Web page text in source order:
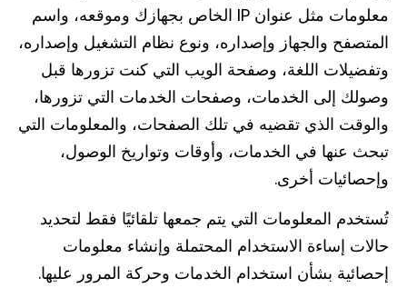
معلومات مثل عنوان IP الخاص بجهازك وموقعه، واسم
المتصفح والجهاز وإصداره، ونوع نظام التشغيل وإصداره،
وتفضيلات اللغة، وصفحة الويب التي كنت تزورها قبل
وصولك إلى الخدمات، وصفحات الخدمات التي تزورها،
والوقت الذي تقضيه في تلك الصفحات، والمعلومات التي
تبحث عنها في الخدمات، وأوقات وتواريخ الوصول،
وإحصائيات أخرى.
تُستخدم المعلومات التي يتم جمعها تلقائيًا فقط لتحديد
حالات إساءة الاستخدام المحتملة وإنشاء معلومات
إحصائية بشأن استخدام الخدمات وحركة المرور عليها.